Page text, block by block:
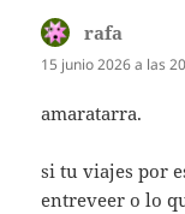
rafa
15 junio 2026 a las
amaratarra.
si tu viajes por
entreveer o lo